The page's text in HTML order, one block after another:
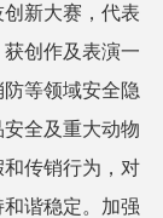
新大赛，代表
创作及表演一
等领域安全隐
全及重大动物
传销行为，对
谐稳定。加强